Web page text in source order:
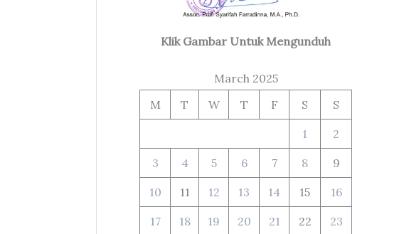
Klik Gambar Untuk Mengunduh
March 2025
M
T W T F S S
1 2
3 4 5 6 7 8 9
10 11 12 13 14 15 16
17 18 19 20 21 22 23